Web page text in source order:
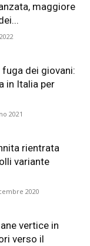
maggiore
fuga dei giovani:
in Italia per
2021
rientrata
variante
2020
vertice in
verso il